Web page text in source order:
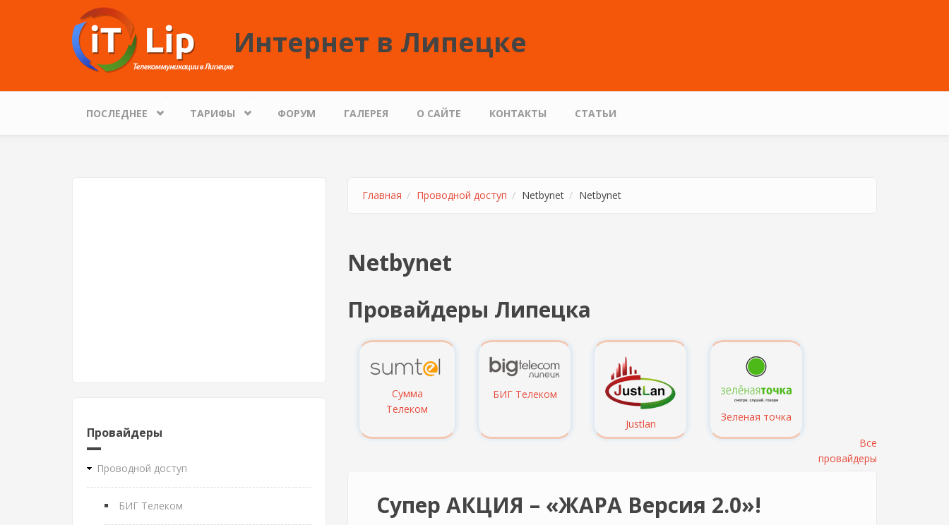
Перейти к основному содержанию
Интернет в Липецке
ПОСЛЕДНЕЕ ТАРИФЫ ФОРУМ ГАЛЕРЕЯ О САЙТЕ КОНТАКТЫ СТАТЬИ
Провайдеры
Проводной доступ
БИГ Телеком
Главная Проводной доступ Netbynet Netbynet
Netbynet
Провайдеры Липецка
Сумма
Телеком
БИГ Телеком
Justlan
Зеленая точка
Все
провайдеры
Супер АКЦИЯ – «ЖАРА Версия 2.0»!